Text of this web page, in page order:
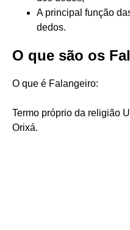
A principal função
dedos.
O que são os
O que é Falangeiro:
Termo próprio da religião
Orixá.